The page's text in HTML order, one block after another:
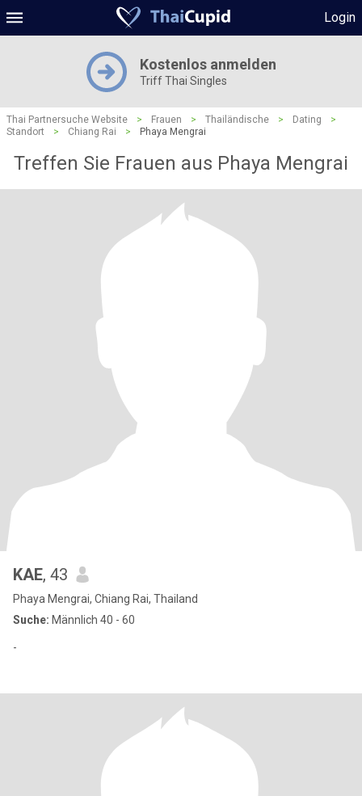
Login
Kostenlos anmelden
Triff Thai Singles
Thai Partnersuche Website > Frauen > Thailändische > Dating
>
Standort
> Chiang Rai > Phaya Mengrai
Treffen Sie Frauen aus Phaya Mengrai
KAE, 43
Phaya Mengrai, Chiang Rai, Thailand
Suche: Männlich 40 - 60
-